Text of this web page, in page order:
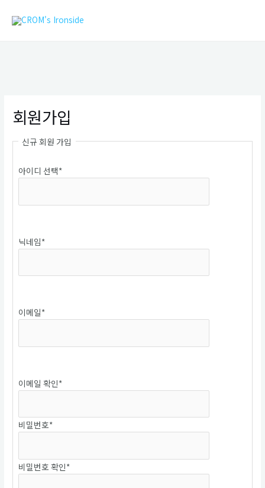
회원가입
신규 회원 가입
아이디 선택*
닉네임*
이메일*
이메일 확인*
비밀번호*
비밀번호 확인*